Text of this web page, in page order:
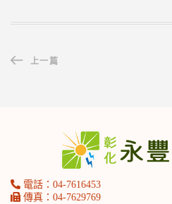
上一篇
電話：04-7616453
傳真：04-7629769